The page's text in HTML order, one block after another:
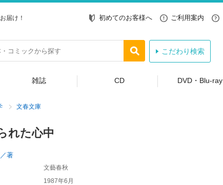
届け！ 初めてのお客様へ ご利用案内
こだわり検索
雑誌 CD DVD・Blu-ray
文春文庫
れた心中
著
文藝春秋
1987年6月